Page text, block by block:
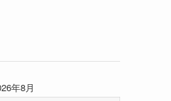
年8月